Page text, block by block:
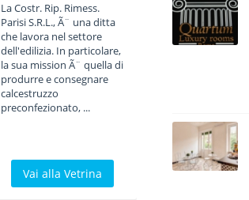
La Costr. Rip. Rimess.
Parisi S.R.L., Ã¨ una ditta
che lavora nel settore
dell'edilizia. In particolare,
la sua mission Ã¨ quella di
produrre e consegnare
calcestruzzo
preconfezionato, ...
Vai alla Vetrina